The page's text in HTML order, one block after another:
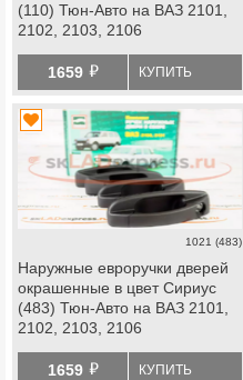
(110) Тюн-Авто на ВАЗ 2101,
2102, 2103, 2106
1659 й КУПИТЬ
1021 (483)
Наружные евроручки дверей
окрашенные в цвет Сириус
(483) Тюн-Авто на ВАЗ 2101,
2102, 2103, 2106
1659 й КУПИТЬ